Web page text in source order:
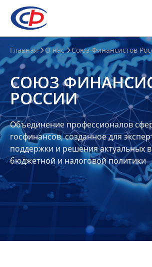
О
нас
О
СФР
Совет
Союза
Участники
Планы
отчеты
Контакты
Главная О нас Союз Финансистов
СОЮЗ
РОССИИ
Объединение профессионалов
госфинансов, созданное для
поддержки и решения актуальных
бюджетной и налоговой политики